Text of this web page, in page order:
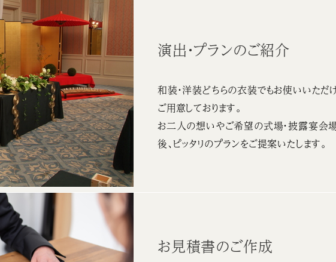
演出・プランのご紹介
和装・洋装どちらの衣装でもお使いいただ
ご用意しております。
お二人の想いやご希望の式場・披露宴会
後、ピッタリのプランをご提案いたします。
お見積書のご作成